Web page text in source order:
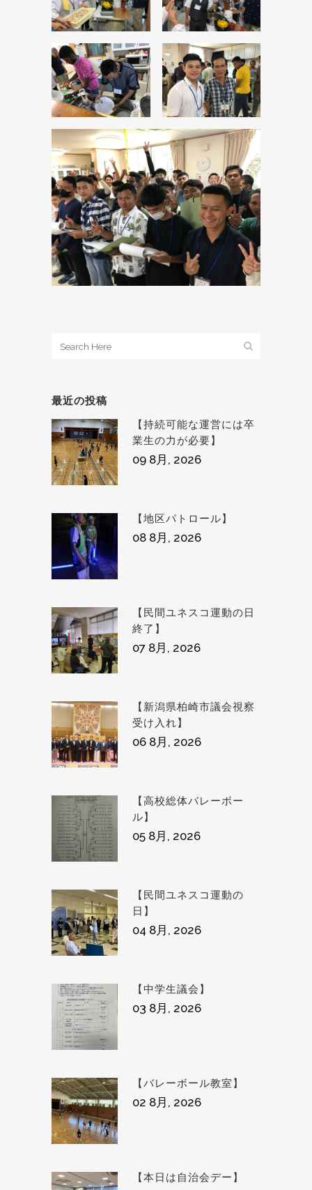
最近の投稿
【持続可能な運営には卒
業生の力が必要】
09 8月, 2026
【地区パトロール】
08 8月, 2026
【民間ユネスコ運動の日
終了】
07 8月, 2026
【新潟県柏崎市議会視察
受け入れ】
06 8月, 2026
【高校総体バレーボー
ル】
05 8月, 2026
【民間ユネスコ運動の
日】
04 8月, 2026
【中学生議会】
03 8月, 2026
【バレーボール教室】
02 8月, 2026
【本日は自治会デー】